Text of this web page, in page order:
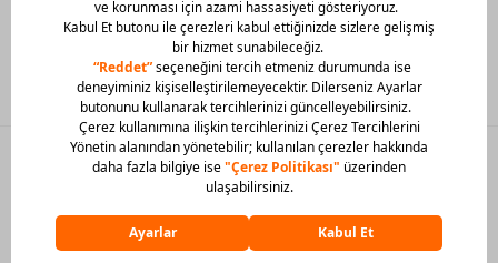
Mobil Uygulamamızı Hemen İndir!
© 2026 Barcin Tüm Hakları Saklıdır
Sitedeki görsel materyaller izinsiz kullanılamaz.